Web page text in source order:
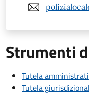
Strumenti
Tutela
Tutela